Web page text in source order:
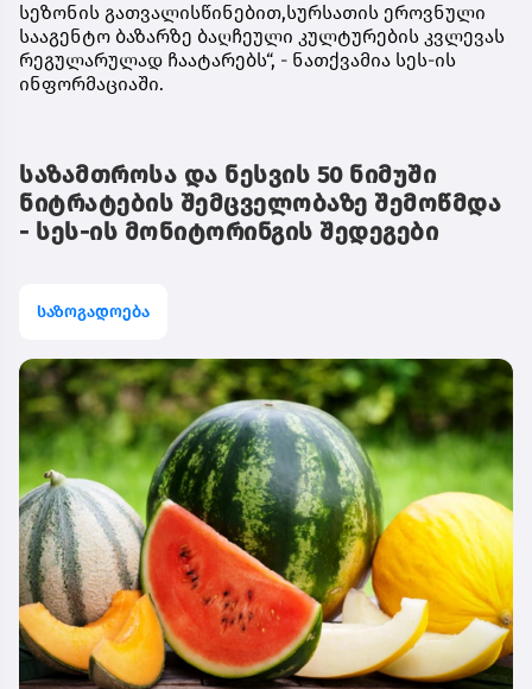
სეზონის გათვალისწინებით,სურსათის ეროვნული
სააგენტო ბაზარზე ბაღჩეული კულტურების კვლევას
რეგულარულად ჩაატარებს“, - ნათქვამია სეს-ის
ინფორმაციაში.
საზამთროსა და ნესვის 50 ნიმუში
ნიტრატების შემცველობაზე შემოწმდა
- სეს-ის მონიტორინგის შედეგები
საზოგადოება